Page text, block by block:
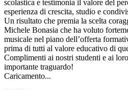
scolastica e testimonia il valore del
esperienza di crescita, studio e
Un risultato che premia la scelta
Michele Bonasia che ha voluto
musicale nel piano dell’offerta
prima di tutti al valore educativo di
Complimenti ai nostri studenti e ai
importante traguardo!
Caricamento...